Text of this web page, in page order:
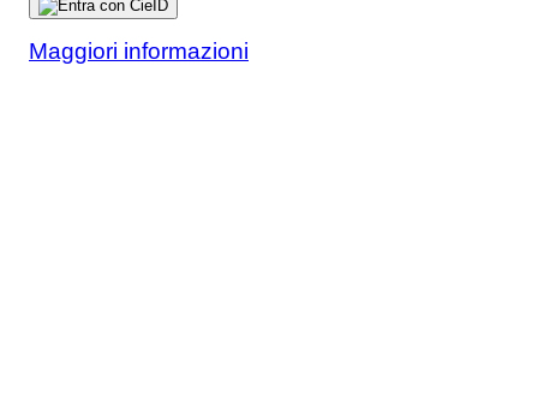
Maggiori informazioni